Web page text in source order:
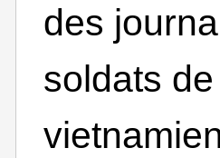
des
soldats de